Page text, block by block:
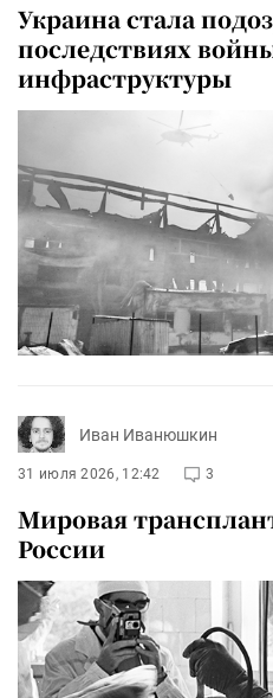
Украина стала
последствиях
инфраструктуры
Иван Иванюшкин
31 июля 2026, 12:42 3
Мировая
России